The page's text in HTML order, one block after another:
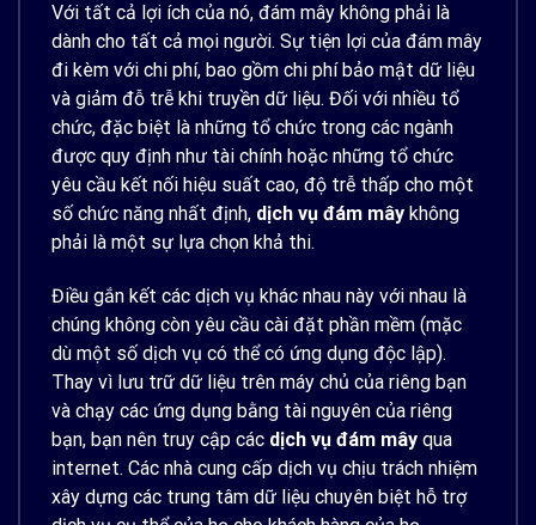
Với tất cả lợi ích của nó, đám mây không phải là
dành cho tất cả mọi người. Sự tiện lợi của đám mây
đi kèm với chi phí, bao gồm chi phí bảo mật dữ liệu
và giảm đỗ trễ khi truyền dữ liệu. Đối với nhiều tổ
chức, đặc biệt là những tổ chức trong các ngành
được quy định như tài chính hoặc những tổ chức
yêu cầu kết nối hiệu suất cao, độ trễ thấp cho một
số chức năng nhất định, dịch vụ đám mây không
phải là một sự lựa chọn khả thi.
Điều gắn kết các dịch vụ khác nhau này với nhau là
chúng không còn yêu cầu cài đặt phần mềm (mặc
dù một số dịch vụ có thể có ứng dụng độc lập).
Thay vì lưu trữ dữ liệu trên máy chủ của riêng bạn
và chạy các ứng dụng bằng tài nguyên của riêng
bạn, bạn nên truy cập các dịch vụ đám mây qua
internet. Các nhà cung cấp dịch vụ chịu trách nhiệm
xây dựng các trung tâm dữ liệu chuyên biệt hỗ trợ